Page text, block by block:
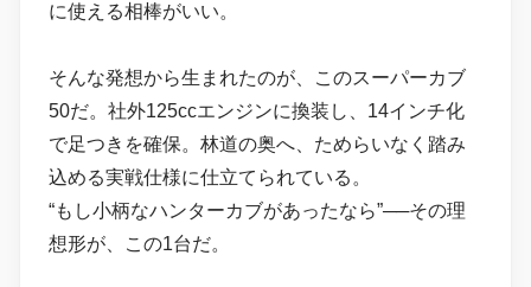
に使える相棒がいい。
そんな発想から生まれたのが、このスーパーカブ
50だ。社外125ccエンジンに換装し、14インチ化
で足つきを確保。林道の奥へ、ためらいなく踏み
込める実戦仕様に仕立てられている。
“もし小柄なハンターカブがあったなら”──その理
想形が、この1台だ。